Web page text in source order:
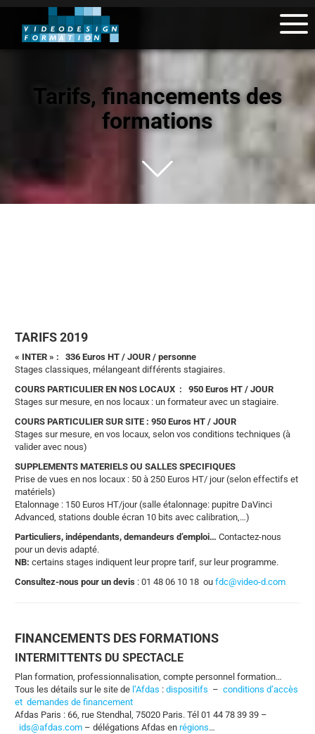
Tarifs, financements des
formations
TARIFS 2019
« INTER » : 336 Euros HT / JOUR / personne
Stages classiques, mélangeant différents stagiaires.
COURS PARTICULIER EN NOS LOCAUX : 950 Euros HT / JOUR
Stages sur mesure, en nos locaux : un formateur avec un stagiaire.
COURS PARTICULIER SUR SITE : 950 Euros HT / JOUR
Stages sur mesure, en vos locaux, selon vos conditions techniques (à
valider avec nous)
SUPPLEMENTS MATERIELS OU SALLES SPECIFIQUES
Prise de vues en nos locaux : 50 à 250 Euros HT/ jour (selon effectifs et
matériels)
Etalonnage : 150 Euros HT/jour (salle étalonnage: pupitre DaVinci
Advanced, stations double écran 10 bits avec calibration,…)
Particuliers, indépendants, demandeurs d’emploi…Contactez-nous
pour un devis adapté.
NB: certains stages indiquent leur propre tarif, sur leur programme.
Consultez-nous pour un devis : 01 48 06 10 18 oufdc@video-d.com
FINANCEMENTS DES FORMATIONS
INTERMITTENTS DU SPECTACLE
Plan formation, professionnalisation, compte personnel formation…
Tous les détails sur le site de l’Afdas :dispositifs –conditions d’accès
et demandes de financement
Afdas Paris : 66, rue Stendhal, 75020 Paris. Tél 01 44 78 39 39 –
ids@afdas.com – délégations Afdas enrégions…